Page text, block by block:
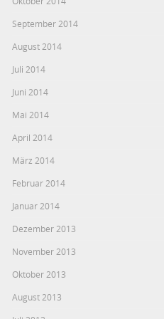
September 2014
August 2014
Juli 2014
Juni 2014
Mai 2014
April 2014
März 2014
Februar 2014
Januar 2014
Dezember 2013
November 2013
Oktober 2013
August 2013